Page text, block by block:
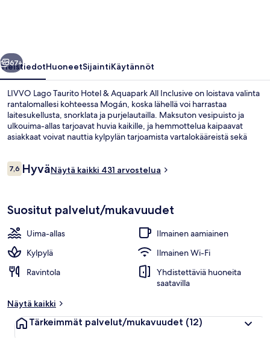
Inclusive
valokuvagalleria
Seuraava
67+
YleistiedotHuoneetSijaintiKäytännöt
LIVVO Lago Taurito Hotel & Aquapark All Inclusive on loistava valinta
rantalomallesi kohteessa Mogán, koska lähellä voi harrastaa
laitesukellusta, snorklata ja purjelautailla. Maksuton vesipuisto ja
ulkouima-allas tarjoavat huvia kaikille, ja hemmottelua kaipaavat
asiakkaat voivat nauttia kylpylän tarjoamista vartalokääreistä sekä
-tyyppisen majoituspaikan palveluihin kuuluu 2 baaria/loungea,
Arvostelut
7,67,6 kautta 10.
HyväNäytä kaikki 431 arvostelua
Suositut palvelut/mukavuudet
Uima-allas
Ilmainen aamiainen
Kylpylä
Ilmainen Wi-Fi
Ravintola
Yhdistettäviä huoneita
saatavilla
Näytä kaikki
Tärkeimmät palvelut/mukavuudet (12)